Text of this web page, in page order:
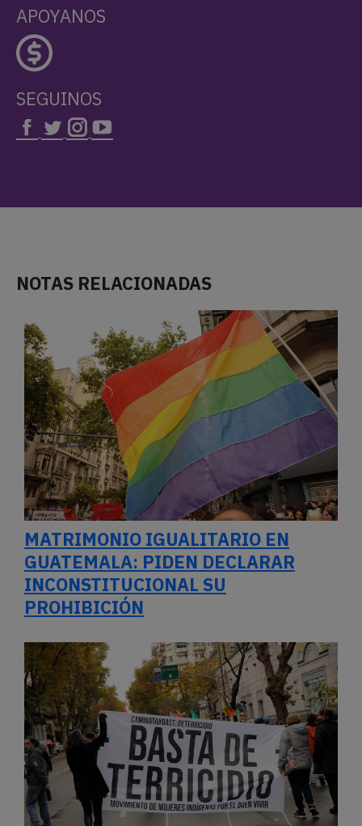
APOYANOS
SEGUINOS
NOTAS RELACIONADAS
MATRIMONIO IGUALITARIO EN
GUATEMALA: PIDEN DECLARAR
INCONSTITUCIONAL SU
PROHIBICIÓN